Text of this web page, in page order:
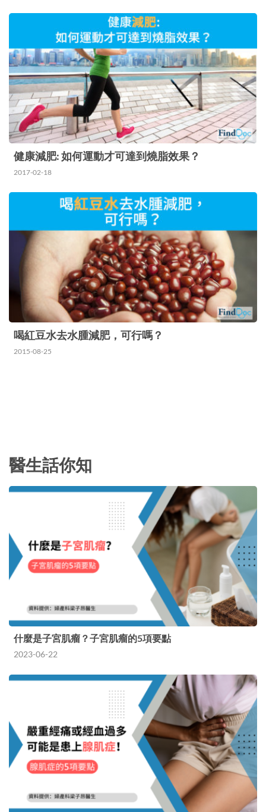
存放組織液的空間，當組織液不斷積聚，會造成浮
腫，這種情況便是水腫。一般是病患才會出現如靜
脈阻塞或淋巴水腫等嚴重水腫，普通人身上出現的
水腫多數是體質型的水腫，例如是因為長期維持同
一姿勢…
健康減肥: 如何運動才可達到燒脂效果？
2017-02-18
喝紅豆水去水腫減肥，可行嗎？
2015-08-25
醫生話你知
什麼是子宮肌瘤？子宮肌瘤的5項要點
2023-06-22